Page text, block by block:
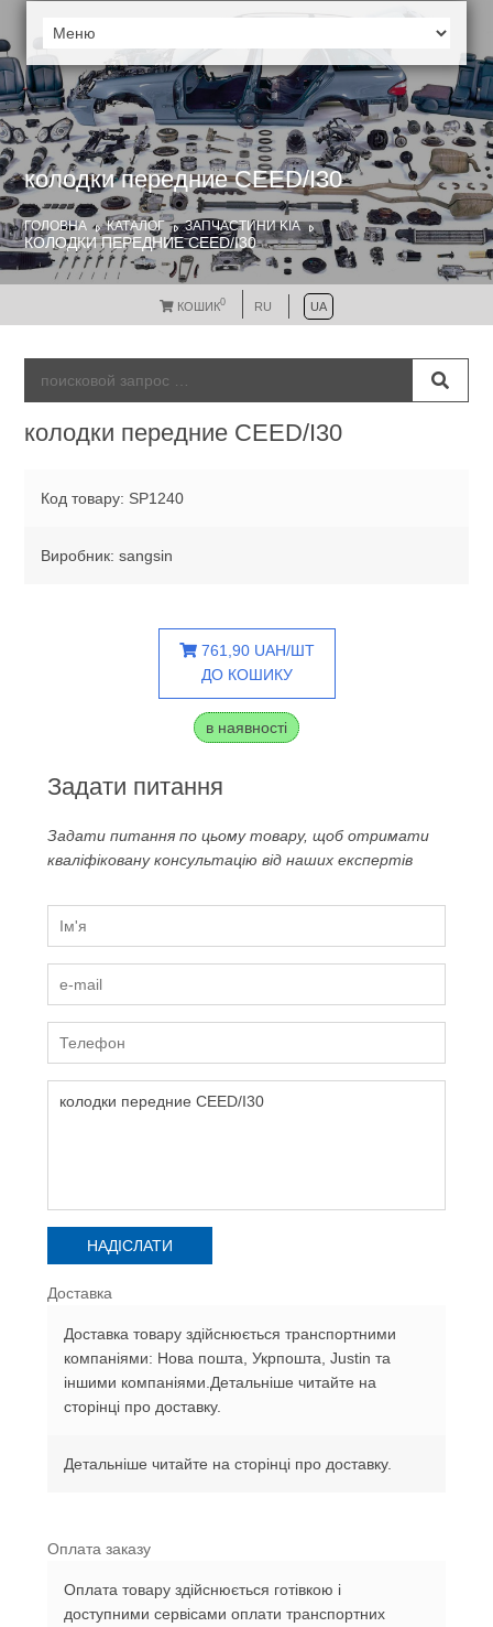
колодки передние CEED/I30
ГОЛОВНА КАТАЛОГ ЗАПЧАСТИНИ KIA
КОЛОДКИ ПЕРЕДНИЕ CEED/I30
КОШИК0 RU UA
колодки передние CEED/I30
Код товару: SP1240
Виробник: sangsin
761,90 UAH/ШТ
ДО КОШИКУ
в наявності
Задати питання
Задати питання по цьому товару, щоб отримати
кваліфіковану консультацію від наших експертів
Доставка
Доставка товару здійснюється транспортними
компаніями: Нова пошта, Укрпошта, Justin та
іншими компаніями.Детальніше читайте на
сторінці про доставку.
Детальніше читайте на сторінці про доставку.
Оплата заказу
Оплата товару здійснюється готівкою і
доступними сервісами оплати транспортних